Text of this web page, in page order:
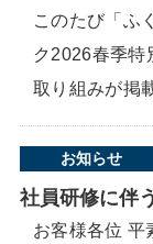
このたび「ふ
ク2026春季特
取り組みが掲
お知らせ
社員研修に伴
お客様各位 平